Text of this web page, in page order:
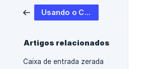
Usando o Cooby
Artigos relacionados
Caixa de entrada zerada